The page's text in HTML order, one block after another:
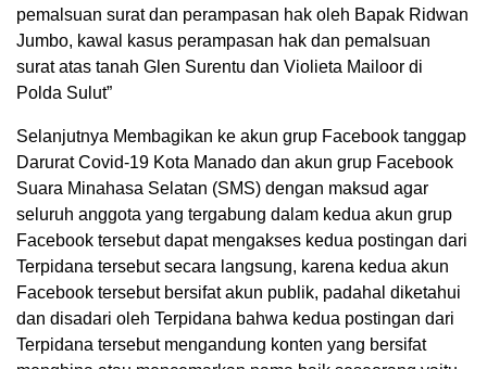
pemalsuan surat dan perampasan hak oleh Bapak Ridwan
Jumbo, kawal kasus perampasan hak dan pemalsuan
surat atas tanah Glen Surentu dan Violieta Mailoor di
Polda Sulut”
Selanjutnya Membagikan ke akun grup Facebook tanggap
Darurat Covid-19 Kota Manado dan akun grup Facebook
Suara Minahasa Selatan (SMS) dengan maksud agar
seluruh anggota yang tergabung dalam kedua akun grup
Facebook tersebut dapat mengakses kedua postingan dari
Terpidana tersebut secara langsung, karena kedua akun
Facebook tersebut bersifat akun publik, padahal diketahui
dan disadari oleh Terpidana bahwa kedua postingan dari
Terpidana tersebut mengandung konten yang bersifat